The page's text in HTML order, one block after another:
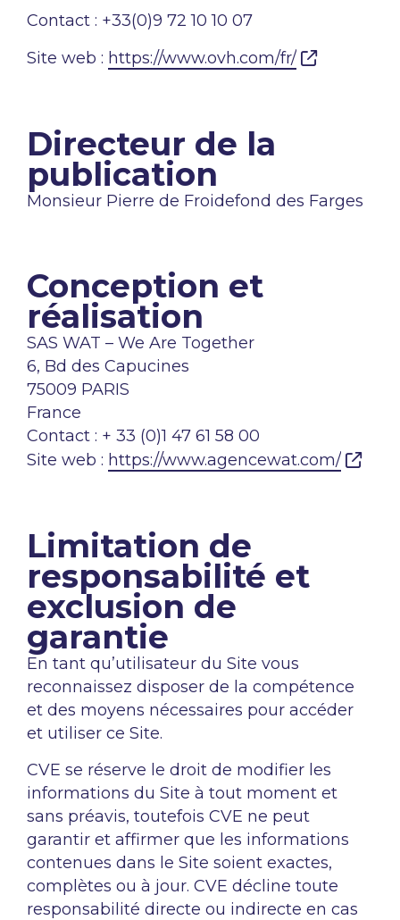
Contact : +33(0)9 72 10 10 07
Site web : https://www.ovh.com/fr/
Directeur de la
publication
Monsieur Pierre de Froidefond des Farges
Conception et
réalisation
SAS WAT – We Are Together
6, Bd des Capucines
75009 PARIS
France
Contact : + 33 (0)1 47 61 58 00
Site web : https://www.agencewat.com/
Limitation de
responsabilité et
exclusion de
garantie
En tant qu’utilisateur du Site vous
reconnaissez disposer de la compétence
et des moyens nécessaires pour accéder
et utiliser ce Site.
CVE se réserve le droit de modifier les
informations du Site à tout moment et
sans préavis, toutefois CVE ne peut
garantir et affirmer que les informations
contenues dans le Site soient exactes,
complètes ou à jour. CVE décline toute
responsabilité directe ou indirecte en cas